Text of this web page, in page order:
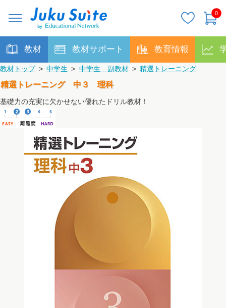
0
教材 教材サポート 教育情報
教材トップ > 中学生 > 中学生 副教材 > 精選トレーニング
精選トレーニング 中３ 理科
基礎力の充実に欠かせない優れたドリル教材！